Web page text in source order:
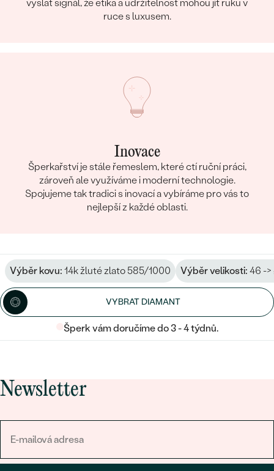
vyslat signál, že etika a udržitelnost mohou jít ruku v
ruce s luxusem.
Inovace
Šperkařství je stále řemeslem, které ctí ruční práci,
zároveň ale využíváme i moderní technologie.
Spojujeme tak tradici s inovací a vybíráme pro vás to
nejlepší z každé oblasti.
Výběr kovu: 14k žluté zlato 585/1000 Výběr velikosti: 46 ->
VYBRAT DIAMANT
Šperk vám doručíme do 3 - 4 týdnů.
Newsletter